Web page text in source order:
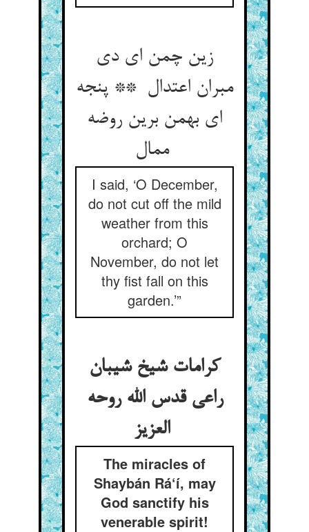
زین چمن ای دی
مبران اعتدال ** پنجه
ای بهمن برین روضه
ممال
I said, ‘O December,
do not cut off the mild
weather from this
orchard; O
November, do not let
thy fist fall on this
garden.’”
کرامات شیخ شیبان
راعی قدس الله روحه
العزیز
The miracles of
Shaybán Rá‘í, may
God sanctify his
venerable spirit!